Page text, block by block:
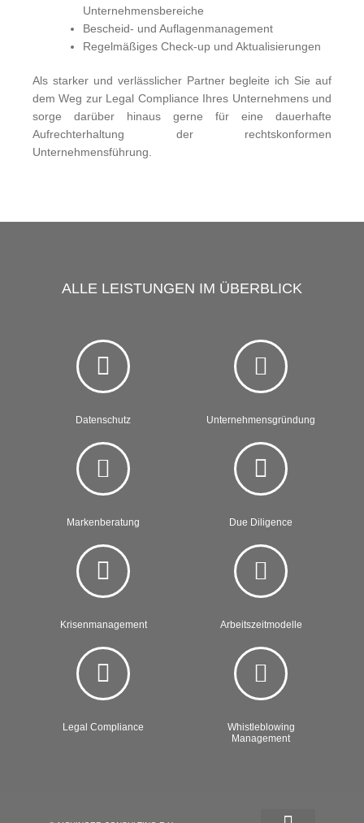
Unternehmensbereiche
Bescheid- und Auflagenmanagement
Regelmäßiges Check-up und Aktualisierungen
Als starker und verlässlicher Partner begleite ich Sie auf
dem Weg zur Legal Compliance Ihres Unternehmens und
sorge darüber hinaus gerne für eine dauerhafte
Aufrechterhaltung der rechtskonformen
Unternehmensführung.
ALLE LEISTUNGEN IM ÜBERBLICK
Datenschutz Unternehmensgründung
Markenberatung Due Diligence
Krisenmanagement Arbeitszeitmodelle
Legal Compliance
Whistleblowing
Management